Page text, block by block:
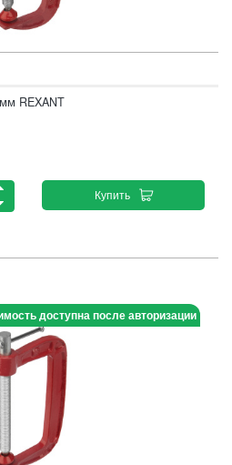
REXANT
Купить
доступна после авторизации